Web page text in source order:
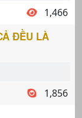
1,466
ĐỀU LÀ
1,856